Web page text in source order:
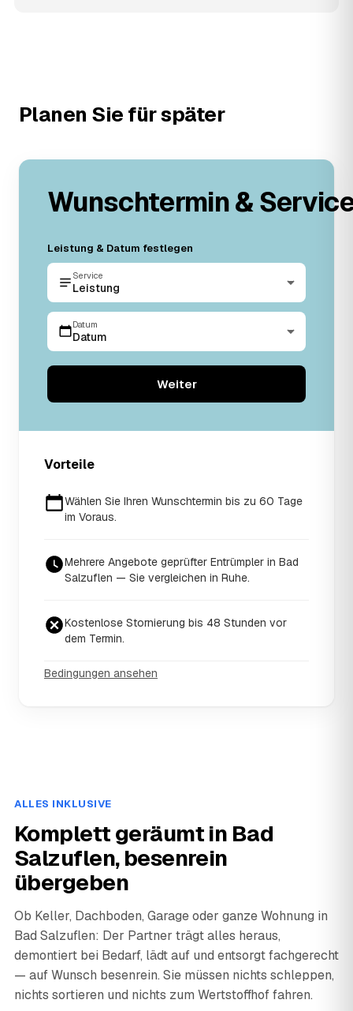
Planen Sie für später
Wunschtermin &
Leistung & Datum festlegen
Service
Leistung
Datum
Datum
Weiter
Vorteile
Wählen Sie Ihren Wunschtermin bis zu 60 Tage
im Voraus.
Mehrere Angebote geprüfter Entrümpler in Bad
Salzuflen — Sie vergleichen in Ruhe.
Kostenlose Stornierung bis 48 Stunden vor
dem Termin.
Bedingungen ansehen
ALLES INKLUSIVE
Komplett geräumt in Bad
Salzuflen, besenrein
übergeben
Ob Keller, Dachboden, Garage oder ganze Wohnung in
Bad Salzuflen: Der Partner trägt alles heraus,
demontiert bei Bedarf, lädt auf und entsorgt fachgerecht
— auf Wunsch besenrein. Sie müssen nichts schleppen,
nichts sortieren und nichts zum Wertstoffhof fahren.